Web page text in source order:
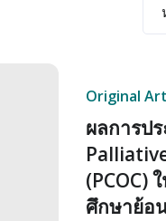
Original
ผลการป
(PCOC)
ศึกษาย้อ